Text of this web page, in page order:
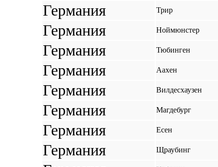
Германия Трир
Германия Ноймюнстер
Германия Тюбинген
Германия Аахен
Германия Вилдесхаузен
Германия Магдебург
Германия Есен
Германия Щраубинг